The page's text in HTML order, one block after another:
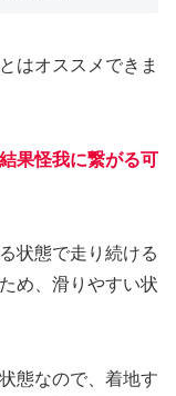
はオススメできま
果怪我に繋がる可
状態で走り続ける
め、滑りやすい状
態なので、着地す